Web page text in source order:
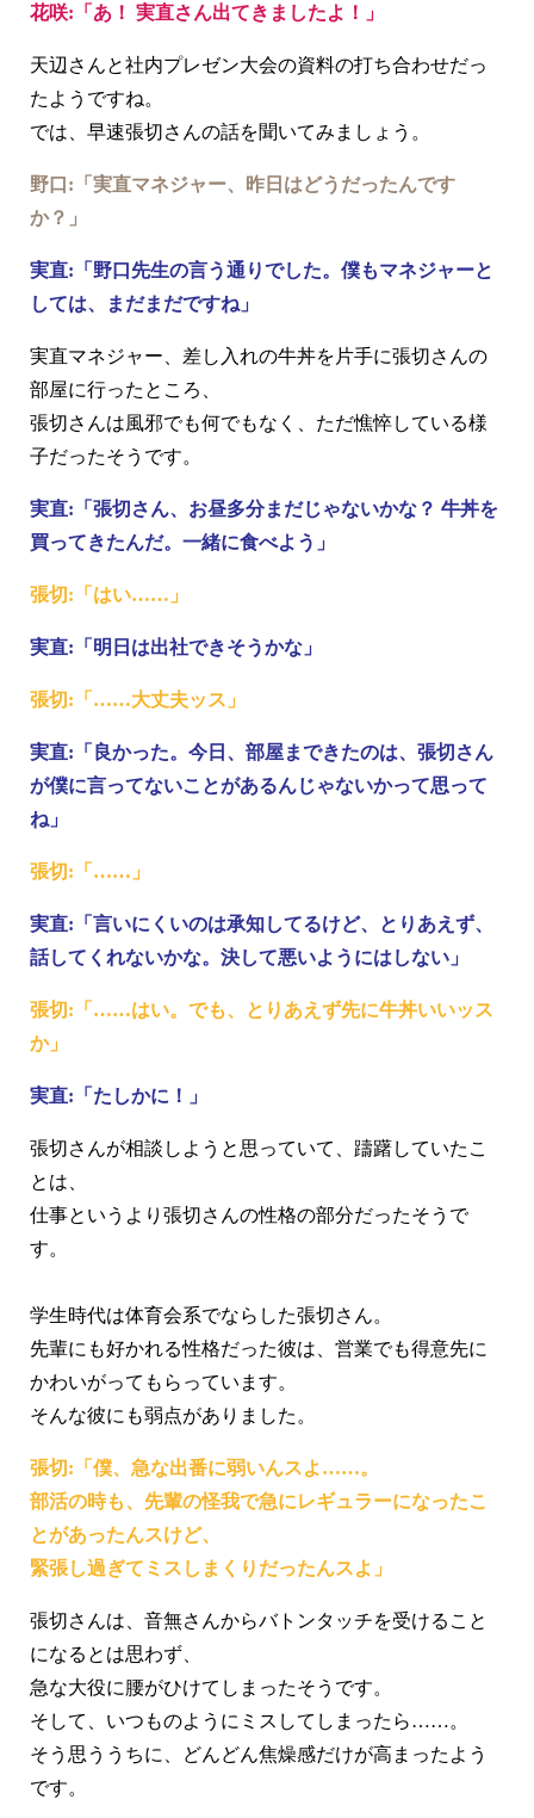
花咲:「あ！ 実直さん出てきましたよ！」
天辺さんと社内プレゼン大会の資料の打ち合わせだっ
たようですね。
では、早速張切さんの話を聞いてみましょう。
野口:「実直マネジャー、昨日はどうだったんです
か？」
実直:「野口先生の言う通りでした。僕もマネジャーと
しては、まだまだですね」
実直マネジャー、差し入れの牛丼を片手に張切さんの
部屋に行ったところ、
張切さんは風邪でも何でもなく、ただ憔悴している様
子だったそうです。
実直:「張切さん、お昼多分まだじゃないかな？ 牛丼を
買ってきたんだ。一緒に食べよう」
張切:「はい……」
実直:「明日は出社できそうかな」
張切:「……大丈夫ッス」
実直:「良かった。今日、部屋まできたのは、張切さん
が僕に言ってないことがあるんじゃないかって思って
ね」
張切:「……」
実直:「言いにくいのは承知してるけど、とりあえず、
話してくれないかな。決して悪いようにはしない」
張切:「……はい。でも、とりあえず先に牛丼いいッス
か」
実直:「たしかに！」
張切さんが相談しようと思っていて、躊躇していたこ
とは、
仕事というより張切さんの性格の部分だったそうで
す。
学生時代は体育会系でならした張切さん。
先輩にも好かれる性格だった彼は、営業でも得意先に
かわいがってもらっています。
そんな彼にも弱点がありました。
張切:「僕、急な出番に弱いんスよ……。
部活の時も、先輩の怪我で急にレギュラーになったこ
とがあったんスけど、
緊張し過ぎてミスしまくりだったんスよ」
張切さんは、音無さんからバトンタッチを受けること
になるとは思わず、
急な大役に腰がひけてしまったそうです。
そして、いつものようにミスしてしまったら……。
そう思ううちに、どんどん焦燥感だけが高まったよう
です。